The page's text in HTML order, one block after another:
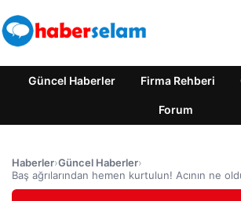
Güncel Haberler Firma Rehberi
Forum
Haberler›Güncel Haberler›
Baş ağrılarından hemen kurtulun! Acının ne